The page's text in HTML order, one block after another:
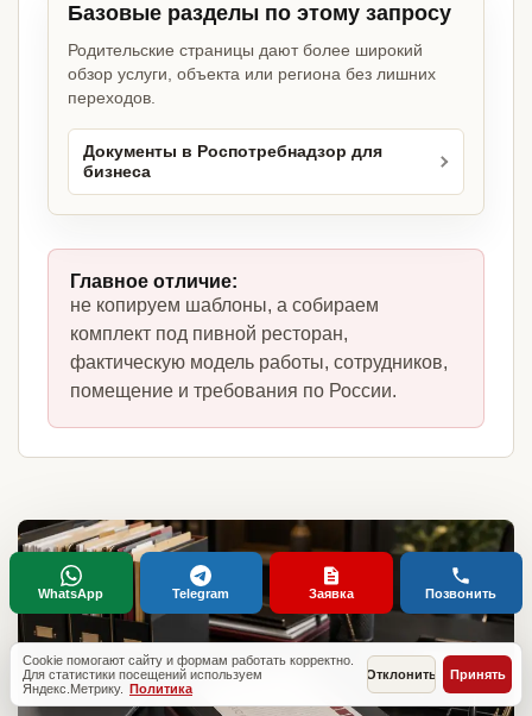
Базовые разделы по этому запросу
Родительские страницы дают более широкий
обзор услуги, объекта или региона без лишних
переходов.
Документы в Роспотребнадзор для
бизнеса
Главное отличие:
не копируем шаблоны, а собираем
комплект под пивной ресторан,
фактическую модель работы, сотрудников,
помещение и требования по России.
Cookie помогают сайту и формам работать корректно.
Для статистики посещений используем
Яндекс.Метрику. Политика
Отклонить Принять
WhatsApp Telegram Заявка Позвонить